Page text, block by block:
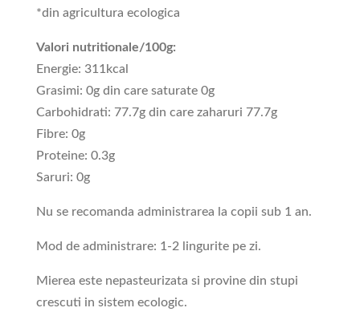
*din agricultura ecologica
Valori nutritionale/100g:
Energie: 311kcal
Grasimi: 0g din care saturate 0g
Carbohidrati: 77.7g din care zaharuri 77.7g
Fibre: 0g
Proteine: 0.3g
Saruri: 0g
Nu se recomanda administrarea la copii sub 1 an.
Mod de administrare: 1-2 lingurite pe zi.
Mierea este nepasteurizata si provine din stupi
crescuti in sistem ecologic.